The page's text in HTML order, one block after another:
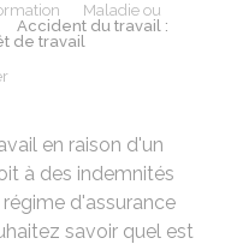
Maladie ou
Accident du travail :
de travail
en raison d'un
à des indemnités
d'assurance
savoir quel est